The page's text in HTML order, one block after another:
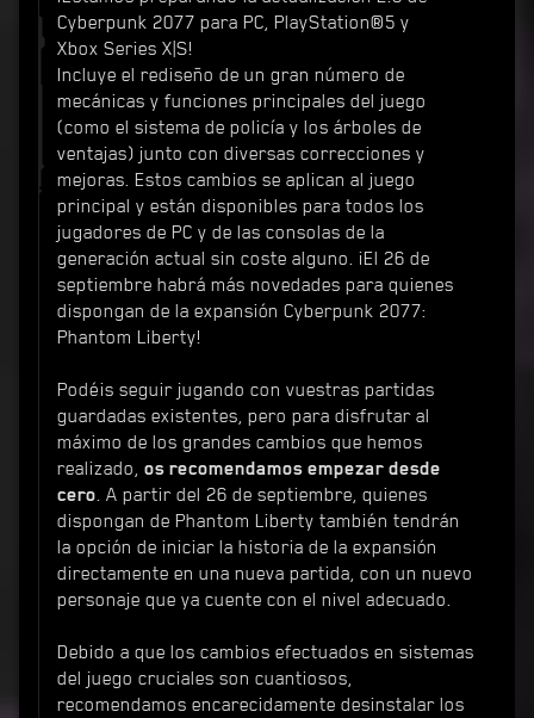
Cyberpunk 2077 para PC, PlayStation®5 y
Xbox Series X|S!
Incluye el rediseño de un gran número de
mecánicas y funciones principales del juego
(como el sistema de policía y los árboles de
ventajas) junto con diversas correcciones y
mejoras. Estos cambios se aplican al juego
principal y están disponibles para todos los
jugadores de PC y de las consolas de la
generación actual sin coste alguno. ¡El 26 de
septiembre habrá más novedades para quienes
dispongan de la expansión Cyberpunk 2077:
Phantom Liberty!
Podéis seguir jugando con vuestras partidas
guardadas existentes, pero para disfrutar al
máximo de los grandes cambios que hemos
realizado, os recomendamos empezar desde
cero. A partir del 26 de septiembre, quienes
dispongan de Phantom Liberty también tendrán
la opción de iniciar la historia de la expansión
directamente en una nueva partida, con un nuevo
personaje que ya cuente con el nivel adecuado.
Debido a que los cambios efectuados en sistemas
del juego cruciales son cuantiosos,
recomendamos encarecidamente desinstalar los